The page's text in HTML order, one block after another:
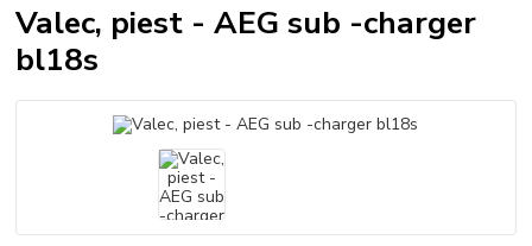
Valec, piest - AEG sub -charger
bl18s